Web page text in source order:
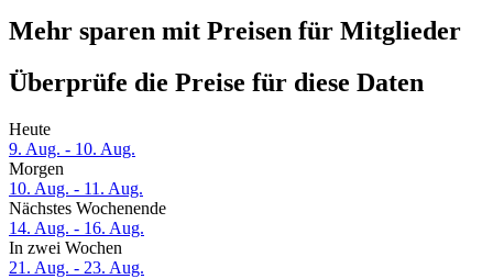
Mehr sparen mit Preisen für Mitglieder
Überprüfe die Preise für diese Daten
Heute
9. Aug. - 10. Aug.
Morgen
10. Aug. - 11. Aug.
Nächstes Wochenende
14. Aug. - 16. Aug.
In zwei Wochen
21. Aug. - 23. Aug.